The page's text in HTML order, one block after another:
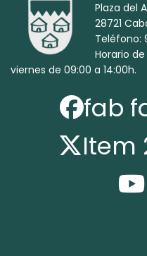
Plaza del
28721
Teléfono:
Horario
viernes de 09:00 a 14:00h.
fab
Item